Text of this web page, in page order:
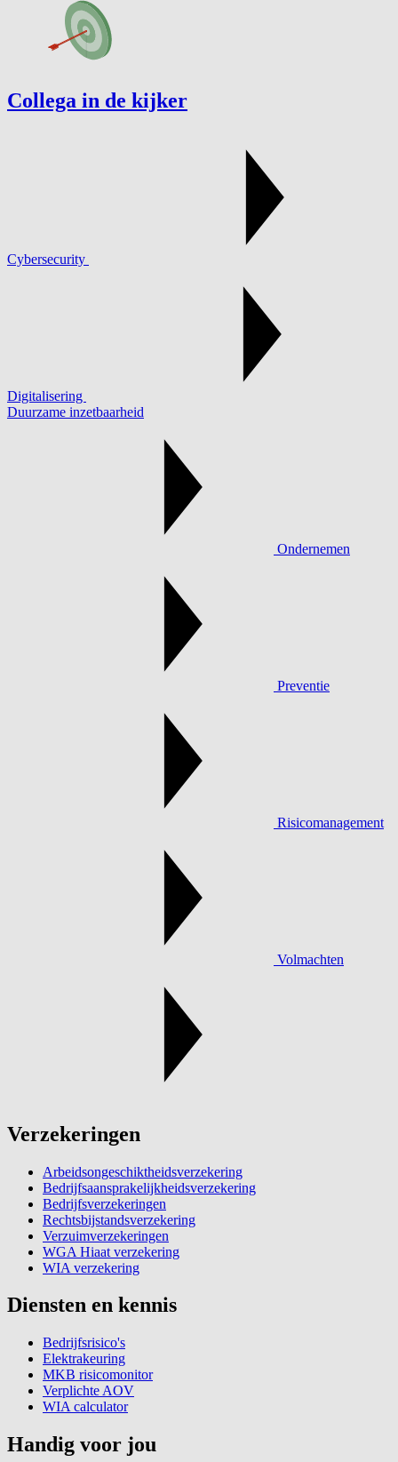
Collega in de kijker
Cybersecurity
Digitalisering
Duurzame inzetbaarheid
Ondernemen
Preventie
Risicomanagement
Volmachten
Verzekeringen
Arbeidsongeschiktheidsverzekering
Bedrijfsaansprakelijkheidsverzekering
Bedrijfsverzekeringen
Rechtsbijstandsverzekering
Verzuimverzekeringen
WGA Hiaat verzekering
WIA verzekering
Diensten en kennis
Bedrijfsrisico's
Elektrakeuring
MKB risicomonitor
Verplichte AOV
WIA calculator
Handig voor jou